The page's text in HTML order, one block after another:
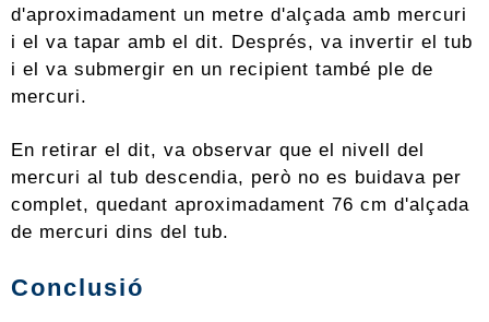
d'aproximadament un metre d'alçada amb mercuri
i el va tapar amb el dit. Després, va invertir el tub
i el va submergir en un recipient també ple de
mercuri.
En retirar el dit, va observar que el nivell del
mercuri al tub descendia, però no es buidava per
complet, quedant aproximadament 76 cm d'alçada
de mercuri dins del tub.
Conclusió